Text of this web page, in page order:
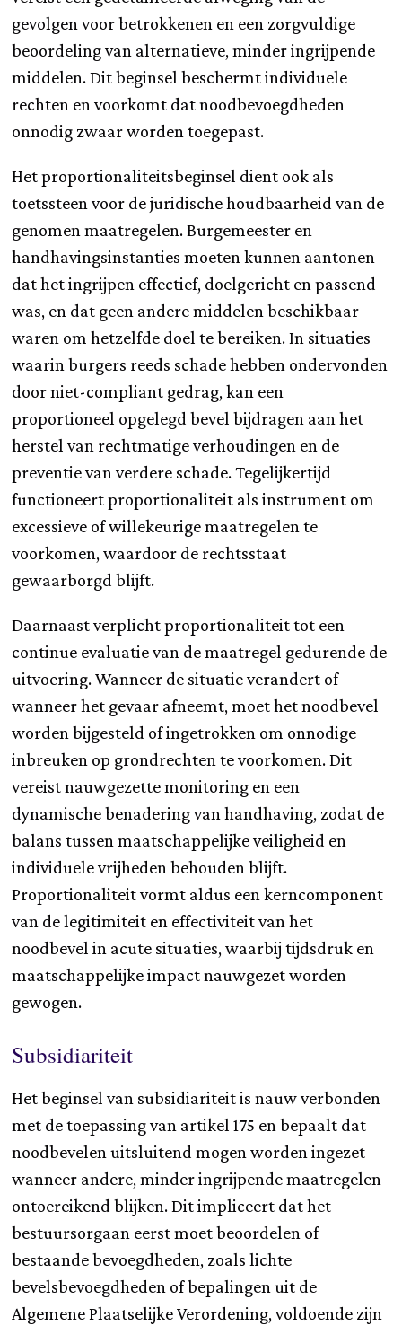
gevolgen voor betrokkenen en een zorgvuldige
beoordeling van alternatieve, minder ingrijpende
middelen. Dit beginsel beschermt individuele
rechten en voorkomt dat noodbevoegdheden
onnodig zwaar worden toegepast.
Het proportionaliteitsbeginsel dient ook als
toetssteen voor de juridische houdbaarheid van de
genomen maatregelen. Burgemeester en
handhavingsinstanties moeten kunnen aantonen
dat het ingrijpen effectief, doelgericht en passend
was, en dat geen andere middelen beschikbaar
waren om hetzelfde doel te bereiken. In situaties
waarin burgers reeds schade hebben ondervonden
door niet-compliant gedrag, kan een
proportioneel opgelegd bevel bijdragen aan het
herstel van rechtmatige verhoudingen en de
preventie van verdere schade. Tegelijkertijd
functioneert proportionaliteit als instrument om
excessieve of willekeurige maatregelen te
voorkomen, waardoor de rechtsstaat
gewaarborgd blijft.
Daarnaast verplicht proportionaliteit tot een
continue evaluatie van de maatregel gedurende de
uitvoering. Wanneer de situatie verandert of
wanneer het gevaar afneemt, moet het noodbevel
worden bijgesteld of ingetrokken om onnodige
inbreuken op grondrechten te voorkomen. Dit
vereist nauwgezette monitoring en een
dynamische benadering van handhaving, zodat de
balans tussen maatschappelijke veiligheid en
individuele vrijheden behouden blijft.
Proportionaliteit vormt aldus een kerncomponent
van de legitimiteit en effectiviteit van het
noodbevel in acute situaties, waarbij tijdsdruk en
maatschappelijke impact nauwgezet worden
gewogen.
Subsidiariteit
Het beginsel van subsidiariteit is nauw verbonden
met de toepassing van artikel 175 en bepaalt dat
noodbevelen uitsluitend mogen worden ingezet
wanneer andere, minder ingrijpende maatregelen
ontoereikend blijken. Dit impliceert dat het
bestuursorgaan eerst moet beoordelen of
bestaande bevoegdheden, zoals lichte
bevelsbevoegdheden of bepalingen uit de
Algemene Plaatselijke Verordening, voldoende zijn